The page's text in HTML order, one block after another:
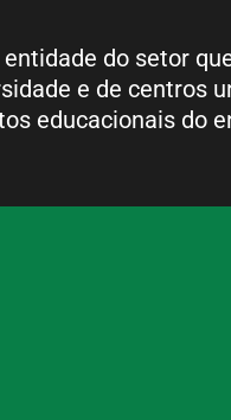
entidade do setor
e de centros
educacionais do